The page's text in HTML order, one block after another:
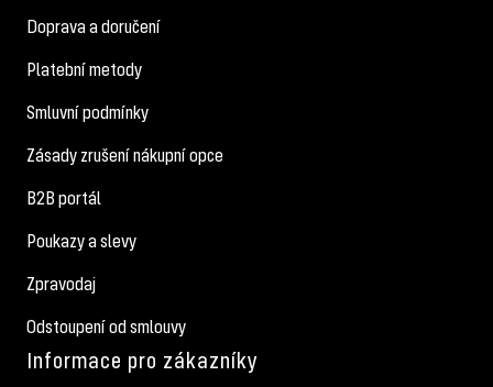
Doprava a doručení
Platební metody
Smluvní podmínky
Zásady zrušení nákupní opce
B2B portál
Poukazy a slevy
Zpravodaj
Odstoupení od smlouvy
Informace pro zákazníky